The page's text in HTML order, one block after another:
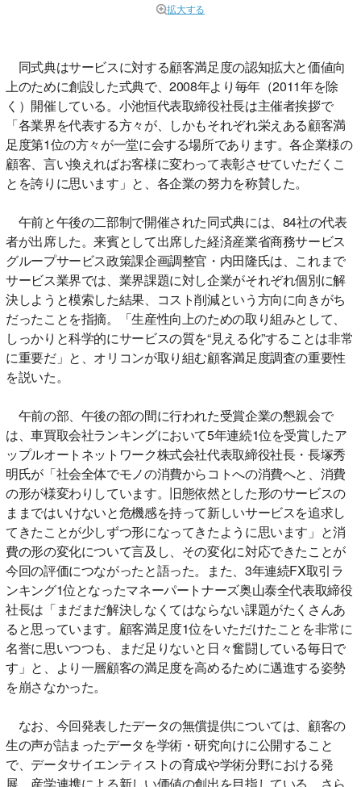
拡大する
同式典はサービスに対する顧客満足度の認知拡大と価値向
上のために創設した式典で、2008年より毎年（2011年を除
く）開催している。小池恒代表取締役社長は主催者挨拶で
「各業界を代表する方々が、しかもそれぞれ栄えある顧客満
足度第1位の方々が一堂に会する場所であります。各企業様の
顧客、言い換えればお客様に変わって表彰させていただくこ
とを誇りに思います」と、各企業の努力を称賛した。
午前と午後の二部制で開催された同式典には、84社の代表
者が出席した。来賓として出席した経済産業省商務サービス
グループサービス政策課企画調整官・内田隆氏は、これまで
サービス業界では、業界課題に対し企業がそれぞれ個別に解
決しようと模索した結果、コスト削減という方向に向きがち
だったことを指摘。「生産性向上のための取り組みとして、
しっかりと科学的にサービスの質を“見える化”することは非常
に重要だ」と、オリコンが取り組む顧客満足度調査の重要性
を説いた。
午前の部、午後の部の間に行われた受賞企業の懇親会で
は、車買取会社ランキングにおいて5年連続1位を受賞したア
ップルオートネットワーク株式会社代表取締役社長・長塚秀
明氏が「社会全体でモノの消費からコトへの消費へと、消費
の形が様変わりしています。旧態依然とした形のサービスの
ままではいけないと危機感を持って新しいサービスを追求し
てきたことが少しずつ形になってきたように思います」と消
費の形の変化について言及し、その変化に対応できたことが
今回の評価につながったと語った。また、3年連続FX取引ラ
ンキング1位となったマネーパートナーズ奥山泰全代表取締役
社長は「まだまだ解決しなくてはならない課題がたくさんあ
ると思っています。顧客満足度1位をいただけたことを非常に
名誉に思いつつも、まだ足りないと日々奮闘している毎日で
す」と、より一層顧客の満足度を高めるために邁進する姿勢
を崩さなかった。
なお、今回発表したデータの無償提供については、顧客の
生の声が詰まったデータを学術・研究向けに公開すること
で、データサイエンティストの育成や学術分野における発
展、産学連携による新しい価値の創出を目指している。さら